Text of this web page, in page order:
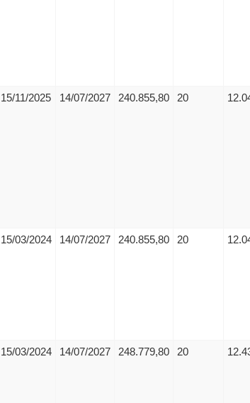
15/11/2025 14/07/2027 240.855,80 20
15/03/2024 14/07/2027 240.855,80 20
15/03/2024 14/07/2027 248.779,80 20